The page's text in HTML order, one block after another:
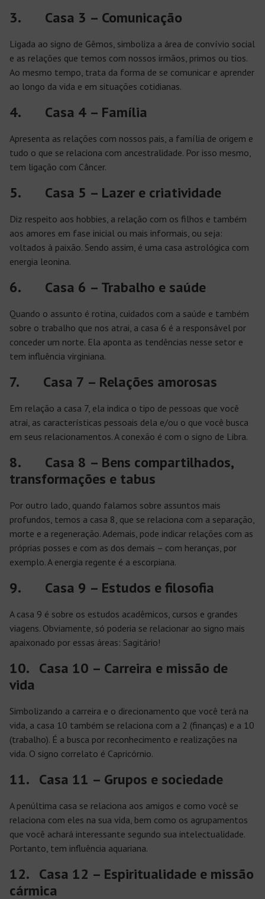
3. Casa 3 – Comunicação
Ligada ao signo de Gêmos, simboliza a área de convívio social
e as relações que temos com nossos irmãos, primos ou tios.
Ao mesmo tempo, trata da forma de se comunicar e aprender
ao longo da vida e em situações cotidianas.
4. Casa 4 – Família
Apresenta as relações com nossos pais, a família de origem e
tudo o que se relaciona com ancestralidade. Por isso mesmo,
tem ligação com Câncer.
5. Casa 5 – Lazer e criatividade
Diz respeito aos hobbies, a relação com os filhos e também
aos amores em fase inicial ou mais informais, ou seja:
voltados à paixão. Sendo assim, é uma casa astrológica com
energia leonina.
6. Casa 6 – Trabalho e saúde
Quando o assunto é rotina, cuidados com a saúde e também
sobre o trabalho que nos atrai, a casa 6 é a responsável por
conceder um norte. Ela aponta as tendências nesse setor e
tem influência virginiana.
7. Casa 7 – Relações amorosas
Em relação a casa 7, ela indica o tipo de pessoas que você
atrai, as características pessoais dela e/ou o que você busca
em seus relacionamentos. A conexão é com o signo de Libra.
8. Casa 8 – Bens compartilhados,
transformações e tabus
Por outro lado, quando falamos sobre assuntos mais
profundos, temos a casa 8, que se relaciona com a separação,
morte e a regeneração. Ademais, pode indicar relações com as
próprias posses e com as dos demais – com heranças, por
exemplo. A energia regente é a escorpiana.
9. Casa 9 – Estudos e filosofia
A casa 9 é sobre os estudos acadêmicos, cursos e grandes
viagens. Obviamente, só poderia se relacionar ao signo mais
apaixonado por essas áreas: Sagitário!
10. Casa 10 – Carreira e missão de
vida
Simbolizando a carreira e o direcionamento que você terá na
vida, a casa 10 também se relaciona com a 2 (finanças) e a 10
(trabalho). É a busca por reconhecimento e realizações na
vida. O signo correlato é Capricórnio.
11. Casa 11 – Grupos e sociedade
A penúltima casa se relaciona aos amigos e como você se
relaciona com eles na sua vida, bem como os agrupamentos
que você achará interessante segundo sua intelectualidade.
Portanto, tem influência aquariana.
12. Casa 12 – Espiritualidade e missão
cármica